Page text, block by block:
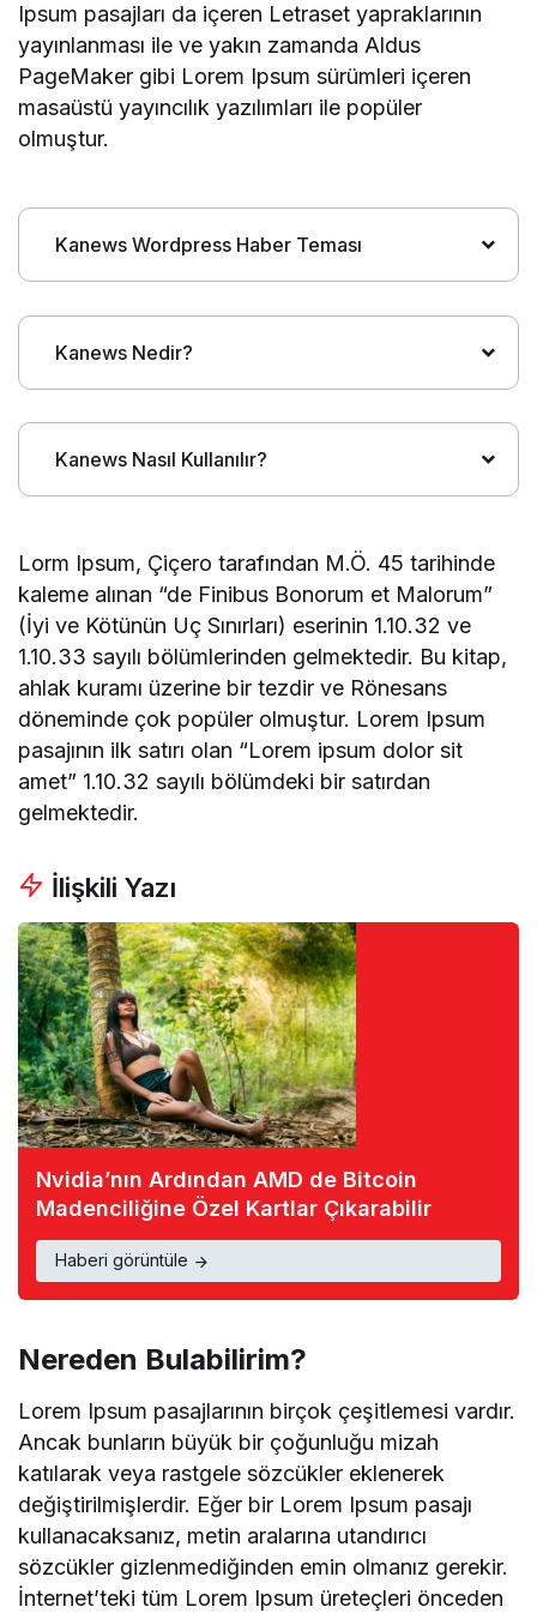
Ipsum pasajları da içeren Letraset yapraklarının
yayınlanması ile ve yakın zamanda Aldus
PageMaker gibi Lorem Ipsum sürümleri içeren
masaüstü yayıncılık yazılımları ile popüler
olmuştur.
Kanews Wordpress Haber Teması
Kanews Nedir?
Kanews Nasıl Kullanılır?
Lorm Ipsum, Çiçero tarafından M.Ö. 45 tarihinde
kaleme alınan “de Finibus Bonorum et Malorum”
(İyi ve Kötünün Uç Sınırları) eserinin 1.10.32 ve
1.10.33 sayılı bölümlerinden gelmektedir. Bu kitap,
ahlak kuramı üzerine bir tezdir ve Rönesans
döneminde çok popüler olmuştur. Lorem Ipsum
pasajının ilk satırı olan “Lorem ipsum dolor sit
amet” 1.10.32 sayılı bölümdeki bir satırdan
gelmektedir.
İlişkili Yazı
Nvidia’nın Ardından AMD de Bitcoin
Madenciliğine Özel Kartlar Çıkarabilir
Haberi görüntüle
Nereden Bulabilirim?
Lorem Ipsum pasajlarının birçok çeşitlemesi vardır.
Ancak bunların büyük bir çoğunluğu mizah
katılarak veya rastgele sözcükler eklenerek
değiştirilmişlerdir. Eğer bir Lorem Ipsum pasajı
kullanacaksanız, metin aralarına utandırıcı
sözcükler gizlenmediğinden emin olmanız gerekir.
İnternet’teki tüm Lorem Ipsum üreteçleri önceden